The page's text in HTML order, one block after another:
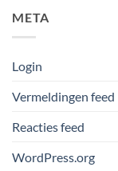
META
Login
Vermeldingen feed
Reacties feed
WordPress.org